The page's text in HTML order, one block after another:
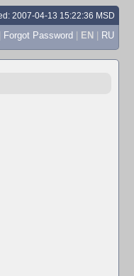
2007-04-13 15:22:36 MSD
Forgot Password | EN | RU